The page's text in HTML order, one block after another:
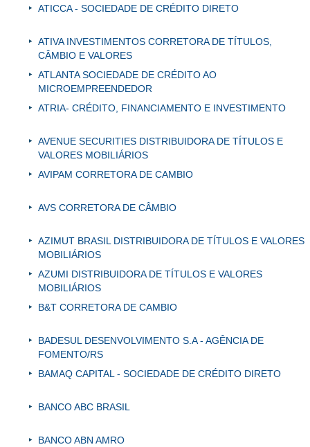
ATICCA - SOCIEDADE DE CRÉDITO DIRETO
ATIVA INVESTIMENTOS CORRETORA DE TÍTULOS,
CÂMBIO E VALORES
ATLANTA SOCIEDADE DE CRÉDITO AO
MICROEMPREENDEDOR
ATRIA- CRÉDITO, FINANCIAMENTO E INVESTIMENTO
AVENUE SECURITIES DISTRIBUIDORA DE TÍTULOS E
VALORES MOBILIÁRIOS
AVIPAM CORRETORA DE CAMBIO
AVS CORRETORA DE CÂMBIO
AZIMUT BRASIL DISTRIBUIDORA DE TÍTULOS E VALORES
MOBILIÁRIOS
AZUMI DISTRIBUIDORA DE TÍTULOS E VALORES
MOBILIÁRIOS
B&T CORRETORA DE CAMBIO
BADESUL DESENVOLVIMENTO S.A - AGÊNCIA DE
FOMENTO/RS
BAMAQ CAPITAL - SOCIEDADE DE CRÉDITO DIRETO
BANCO ABC BRASIL
BANCO ABN AMRO